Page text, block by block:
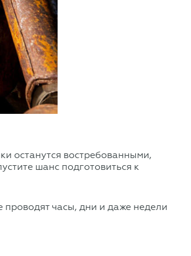
останутся востребованными,
шанс подготовиться к
часы, дни и даже недели